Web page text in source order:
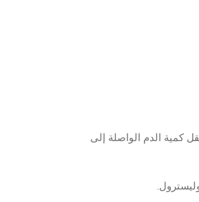
كمية الدم الواصلة إلى